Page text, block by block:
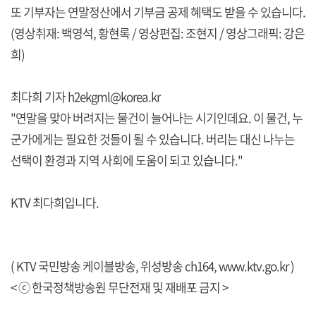
또 기부자는 연말정산에서 기부금 공제 혜택도 받을 수 있습니다.
(영상취재: 백영석, 황현록 / 영상편집: 조현지 / 영상그래픽: 강은
희)
최다희 기자 h2ekgml@korea.kr
"연말을 맞아 버려지는 물건이 늘어나는 시기인데요. 이 물건, 누
군가에게는 필요한 것들이 될 수 있습니다. 버리는 대신 나누는
선택이 환경과 지역 사회에 도움이 되고 있습니다."
KTV 최다희입니다.
( KTV 국민방송 케이블방송, 위성방송 ch164,www.ktv.go.kr)
< ⓒ 한국정책방송원 무단전재 및 재배포 금지 >